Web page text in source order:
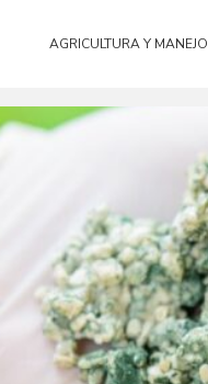
AGRICULTURA Y MANEJO